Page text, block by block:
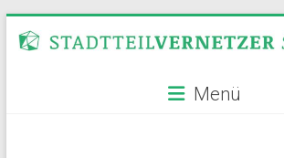
Inhalt
Stadtteilvernetzer
Menü